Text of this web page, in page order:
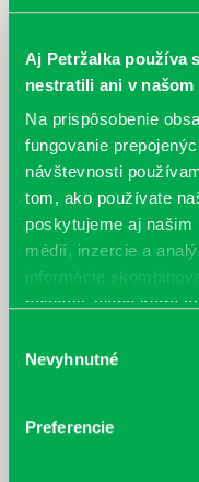
Aj Petržalka používa
nestratili ani v našom
Na prispôsobenie
fungovanie
návštevnosti
tom, ako používate
poskytujeme aj
médií, inzercie a
informácie
poskytli, alebo ktoré
súhlasu
Nevyhnutné
Preferencie
cyklistu modernej doby:
nezastaviteľný